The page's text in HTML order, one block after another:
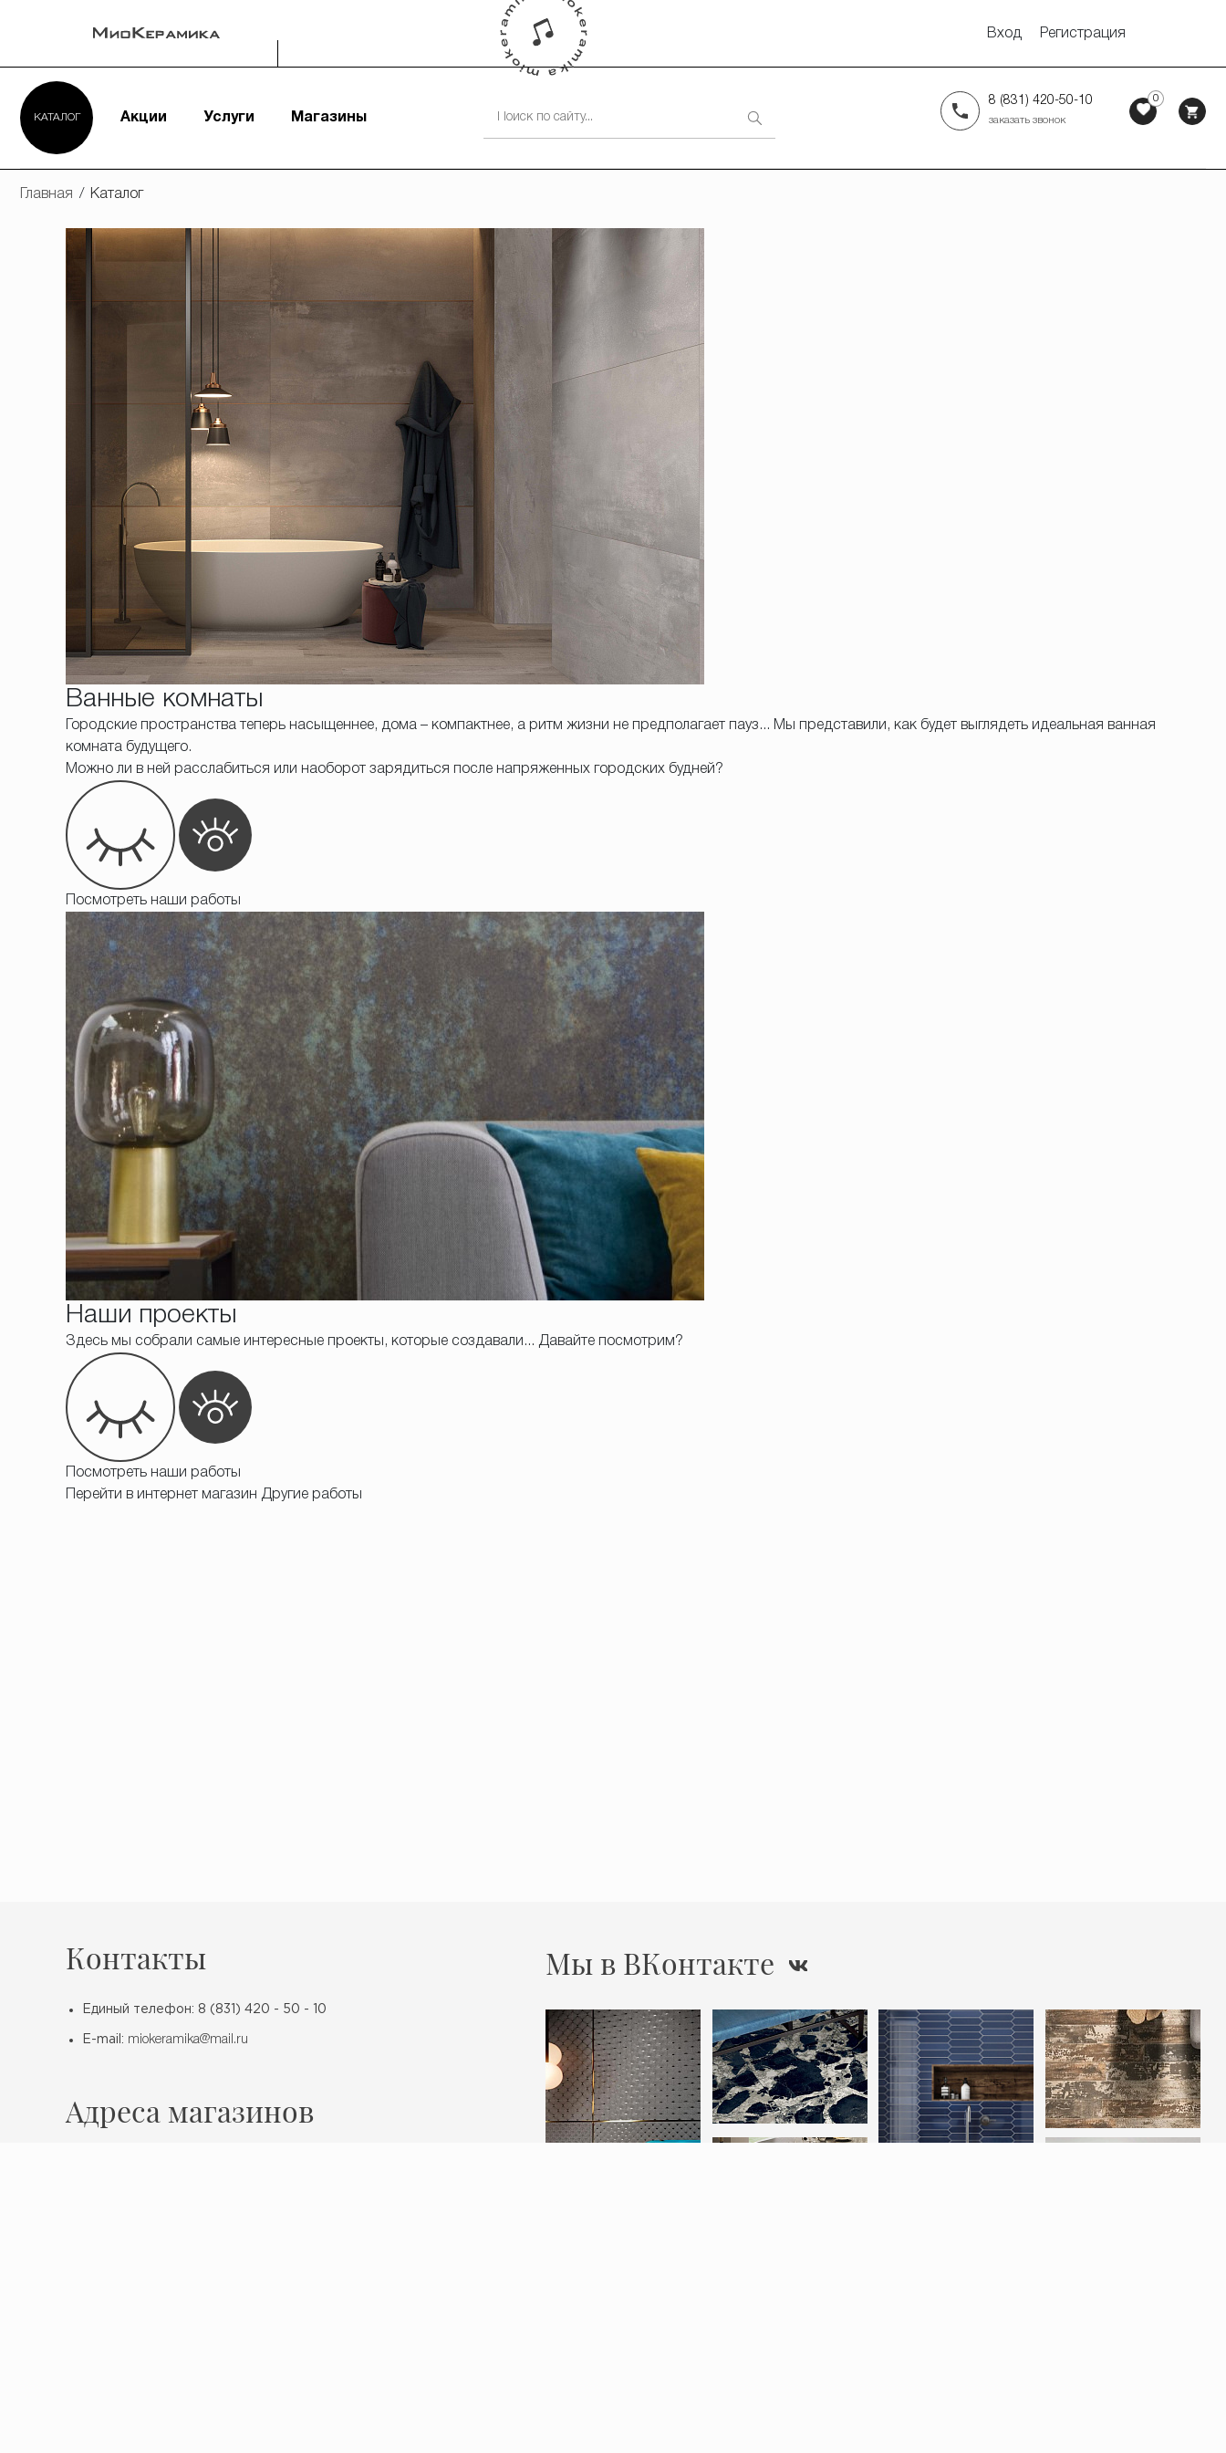
Вход Регистрация
КАТАЛОГ Акции Услуги Магазины
8 (831) 420-50-10
заказать звонок
0
Главная / Каталог
Ванные комнаты
Городские пространства теперь насыщеннее, дома – компактнее, а ритм жизни не предполагает пауз... Мы представили, как будет выглядеть идеальная ванная
комната будущего.
Можно ли в ней расслабиться или наоборот зарядиться после напряженных городских будней?
Посмотреть наши работы
Наши проекты
Здесь мы собрали самые интересные проекты, которые создавали... Давайте посмотрим?
Посмотреть наши работы
Перейти в интернет магазин Другие работы
Контакты
Единый телефон: 8 (831) 420 - 50 - 10
E-mail: miokeramika@mail.ru
Адреса магазинов
Мы в ВКонтакте